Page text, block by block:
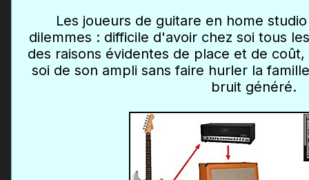
Les joueurs de guitare en home
dilemmes : difficile d'avoir chez soi tous
des raisons évidentes de place et de
soi de son ampli sans faire hurler la
bruit généré.